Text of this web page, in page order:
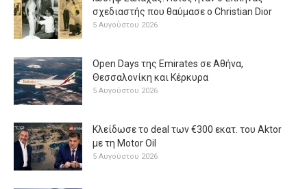
σχεδιαστής που θαύμασε ο Christian Dior
5 Αυγούστου 2026
Open Days της Emirates σε Αθήνα,
Θεσσαλονίκη και Κέρκυρα
5 Αυγούστου 2026
Κλείδωσε το deal των €300 εκατ. του Aktor
με τη Μotor Oil
5 Αυγούστου 2026